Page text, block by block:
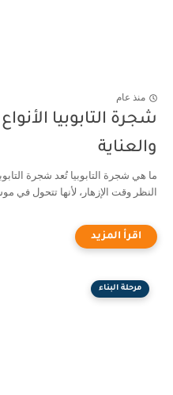
منذ عام
شجرة التابوبيا
والعناية
ما هي شجرة التابوبيا تُعد شجرة
النظر وقت الإزهار، لأنها تتحول في
مرحلة البناء